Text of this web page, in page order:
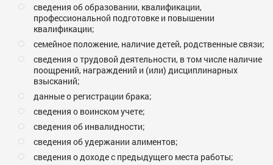
сведения об образовании, квалификации,
профессиональной подготовке и повышении
квалификации;
семейное положение, наличие детей, родственные связи;
сведения о трудовой деятельности, в том числе наличие
поощрений, награждений и (или) дисциплинарных
взысканий;
данные о регистрации брака;
сведения о воинском учете;
сведения об инвалидности;
сведения об удержании алиментов;
сведения о доходе с предыдущего места работы;